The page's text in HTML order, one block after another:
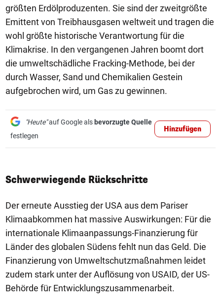
größten Erdölproduzenten. Sie sind der zweitgrößte
Emittent von Treibhausgasen weltweit und tragen die
wohl größte historische Verantwortung für die
Klimakrise. In den vergangenen Jahren boomt dort
die umweltschädliche Fracking-Methode, bei der
durch Wasser, Sand und Chemikalien Gestein
aufgebrochen wird, um Gas zu gewinnen.
"Heute"auf Google als bevorzugte Quelle
festlegen
Hinzufügen
Schwerwiegende Rückschritte
Der erneute Ausstieg der USA aus dem Pariser
Klimaabkommen hat massive Auswirkungen: Für die
internationale Klimaanpassungs-Finanzierung für
Länder des globalen Südens fehlt nun das Geld. Die
Finanzierung von Umweltschutzmaßnahmen leidet
zudem stark unter der Auflösung von USAID, der US-
Behörde für Entwicklungszusammenarbeit.